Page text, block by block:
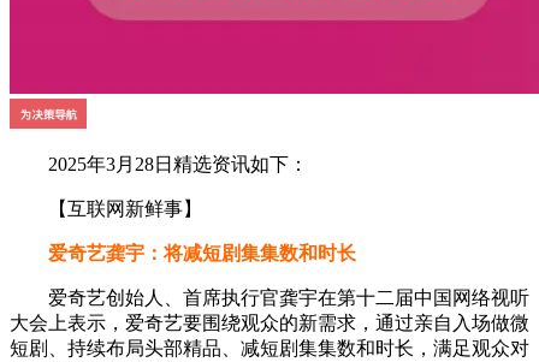
2025年3月28日精选资讯如下：
【互联网新鲜事】
爱奇艺龚宇：将减短剧集集数和时长
爱奇艺创始人、首席执行官龚宇在第十二届中国网络视听
大会上表示，爱奇艺要围绕观众的新需求，通过亲自入场做微
短剧、持续布局头部精品、减短剧集集数和时长，满足观众对